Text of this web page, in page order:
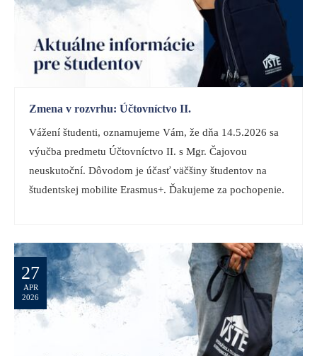
Zmena v rozvrhu: Účtovníctvo II.
Vážení študenti, oznamujeme Vám, že dňa 14.5.2026 sa
výučba predmetu Účtovníctvo II. s Mgr. Čajovou
neuskutoční. Dôvodom je účasť väčšiny študentov na
študentskej mobilite Erasmus+. Ďakujeme za pochopenie.
27
APR
2026